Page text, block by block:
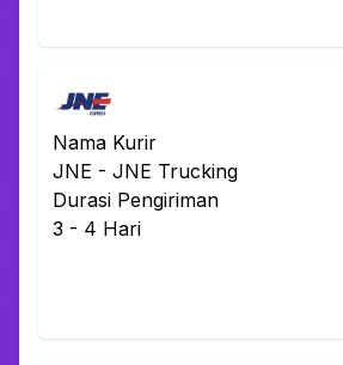
Nama Kurir
JNE - JNE Trucking
Durasi Pengiriman
3 - 4 Hari